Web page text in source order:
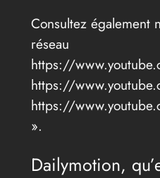
Consultez également
réseau
https://
https://
https://
».
Dailymotion,